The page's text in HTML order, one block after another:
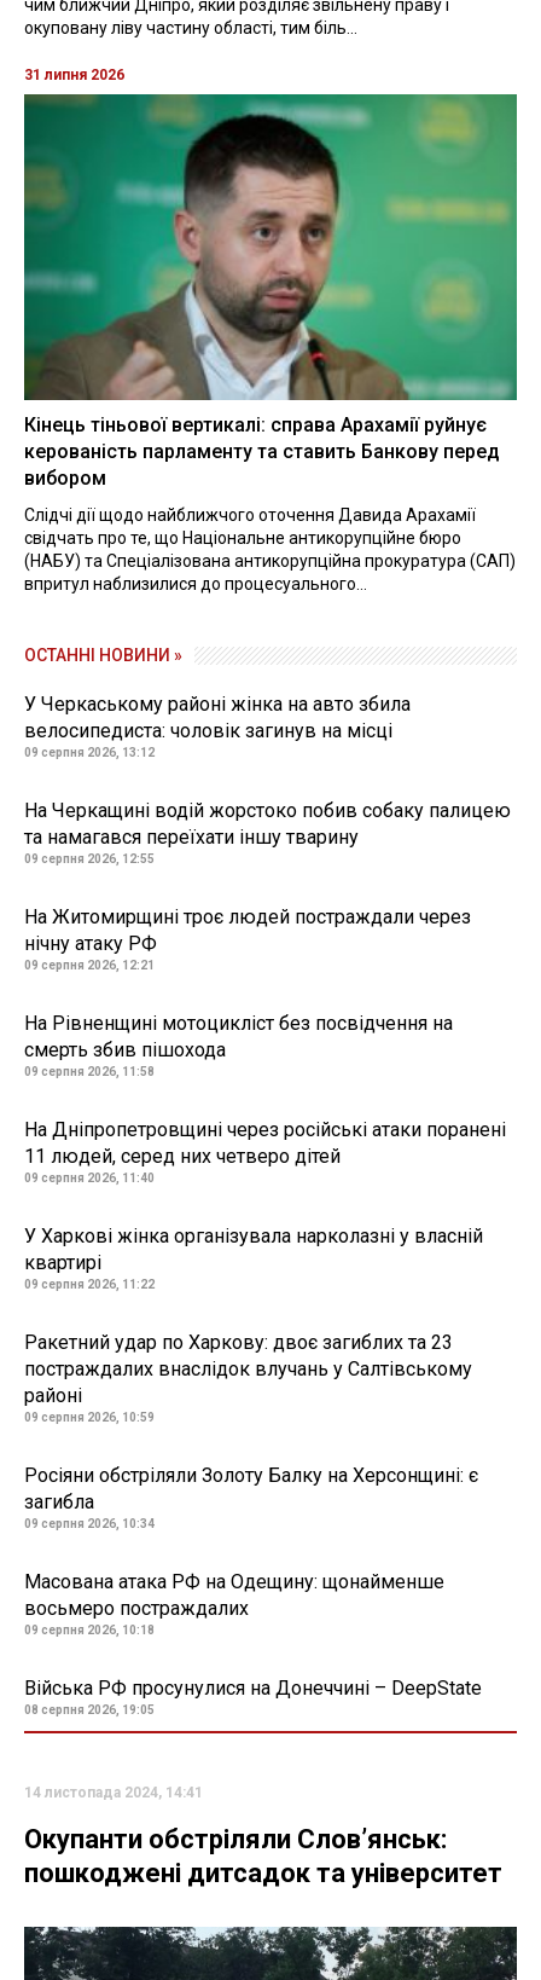
чим ближчий Дніпро, який розділяє звільнену праву і
окуповану ліву частину області, тим біль...
31 липня 2026
Кінець тіньової вертикалі: справа Арахамії руйнує
керованість парламенту та ставить Банкову перед
вибором
Слідчі дії щодо найближчого оточення Давида Арахамії
свідчать про те, що Національне антикорупційне бюро
(НАБУ) та Спеціалізована антикорупційна прокуратура (САП)
впритул наблизилися до процесуального...
ОСТАННІ НОВИНИ »
У Черкаському районі жінка на авто збила
велосипедиста: чоловік загинув на місці
09 серпня 2026, 13:12
На Черкащині водій жорстоко побив собаку палицею
та намагався переїхати іншу тварину
09 серпня 2026, 12:55
На Житомирщині троє людей постраждали через
нічну атаку РФ
09 серпня 2026, 12:21
На Рівненщині мотоцикліст без посвідчення на
смерть збив пішохода
09 серпня 2026, 11:58
На Дніпропетровщині через російські атаки поранені
11 людей, серед них четверо дітей
09 серпня 2026, 11:40
У Харкові жінка організувала нарколазні у власній
квартирі
09 серпня 2026, 11:22
Ракетний удар по Харкову: двоє загиблих та 23
постраждалих внаслідок влучань у Салтівському
районі
09 серпня 2026, 10:59
Росіяни обстріляли Золоту Балку на Херсонщині: є
загибла
09 серпня 2026, 10:34
Масована атака РФ на Одещину: щонайменше
восьмеро постраждалих
09 серпня 2026, 10:18
Війська РФ просунулися на Донеччині – DeepState
08 серпня 2026, 19:05
14 листопада 2024, 14:41
Окупанти обстріляли Слов’янськ:
пошкоджені дитсадок та університет